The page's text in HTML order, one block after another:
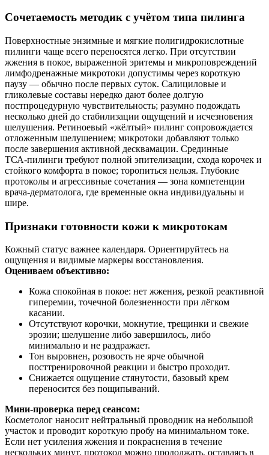
Сочетаемость методик с учётом типа пилинга
Поверхностные энзимные и мягкие полигидрокислотные
пилинги чаще всего переносятся легко. При отсутствии
жжения в покое, выраженной эритемы и микроповреждений
лимфодренажные микротоки допустимы через короткую
паузу — обычно после первых суток. Салициловые и
гликолевые составы нередко дают более долгую
постпроцедурную чувствительность; разумно подождать
несколько дней до стабилизации ощущений и исчезновения
шелушения. Ретиноевый «жёлтый» пилинг сопровождается
отложенным шелушением; микротоки добавляют только
после завершения активной десквамации. Срединные
ТСА‑пилинги требуют полной эпителизации, схода корочек и
стойкого комфорта в покое; торопиться нельзя. Глубокие
протоколы и агрессивные сочетания — зона компетенции
врача‑дерматолога, где временные окна индивидуальны и
шире.
Признаки готовности кожи к микротокам
Кожный статус важнее календаря. Ориентируйтесь на
ощущения и видимые маркеры восстановления.
Оцениваем объективно:
Кожа спокойная в покое: нет жжения, резкой реактивной
гиперемии, точечной болезненности при лёгком
касании.
Отсутствуют корочки, мокнутие, трещинки и свежие
эрозии; шелушение либо завершилось, либо
минимально и не раздражает.
Тон выровнен, розовость не ярче обычной
посттренировочной реакции и быстро проходит.
Снижается ощущение стянутости, базовый крем
переносится без пощипываний.
Мини‑проверка перед сеансом:
Косметолог наносит нейтральный проводник на небольшой
участок и проводит короткую пробу на минимальном токе.
Если нет усиления жжения и покраснения в течение
нескольких минут, протокол можно продолжать, оставаясь в